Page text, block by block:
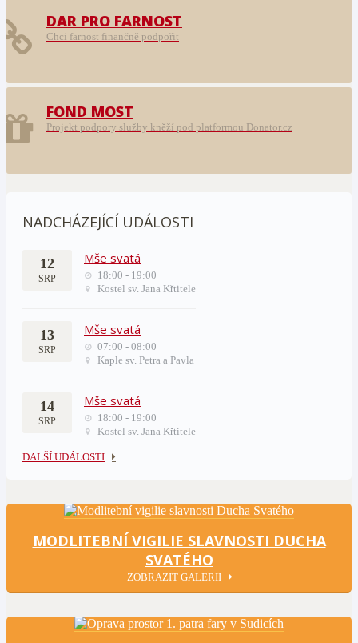
DAR PRO FARNOST
Chci farnost finančně podpořit
FOND MOST
Projekt podpory služby kněží pod platformou Donator.cz
NADCHÁZEJÍCÍ UDÁLOSTI
12
SRP
Mše svatá
18:00 - 19:00
Kostel sv. Jana Křtitele
13
SRP
Mše svatá
07:00 - 08:00
Kaple sv. Petra a Pavla
14
SRP
Mše svatá
18:00 - 19:00
Kostel sv. Jana Křtitele
DALŠÍ UDÁLOSTI
MODLITEBNÍ VIGILIE SLAVNOSTI DUCHA
SVATÉHO
ZOBRAZIT GALERII